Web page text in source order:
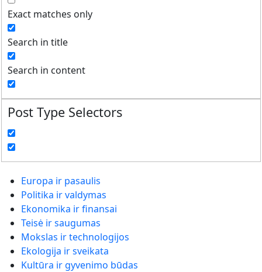
Exact matches only
Search in title
Search in content
Post Type Selectors
Europa ir pasaulis
Politika ir valdymas
Ekonomika ir finansai
Teisė ir saugumas
Mokslas ir technologijos
Ekologija ir sveikata
Kultūra ir gyvenimo būdas